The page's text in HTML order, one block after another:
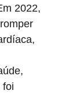
2022,
foi